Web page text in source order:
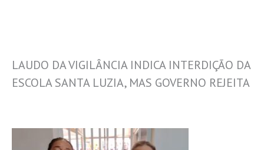
LAUDO DA VIGILÂNCIA INDICA INTERDIÇÃO DA
ESCOLA SANTA LUZIA, MAS GOVERNO REJEITA